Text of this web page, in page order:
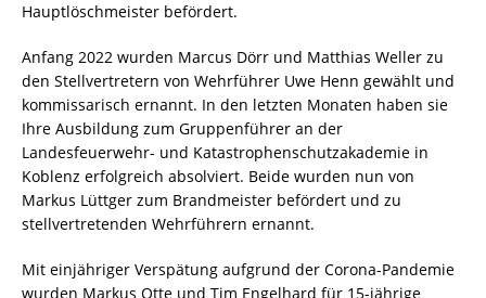
Hauptlöschmeister befördert.
Anfang 2022 wurden Marcus Dörr und Matthias Weller zu
den Stellvertretern von Wehrführer Uwe Henn gewählt und
kommissarisch ernannt. In den letzten Monaten haben sie
Ihre Ausbildung zum Gruppenführer an der
Landesfeuerwehr- und Katastrophenschutzakademie in
Koblenz erfolgreich absolviert. Beide wurden nun von
Markus Lüttger zum Brandmeister befördert und zu
stellvertretenden Wehrführern ernannt.
Mit einjähriger Verspätung aufgrund der Corona-Pandemie
wurden Markus Otte und Tim Engelhard für 15-jährige